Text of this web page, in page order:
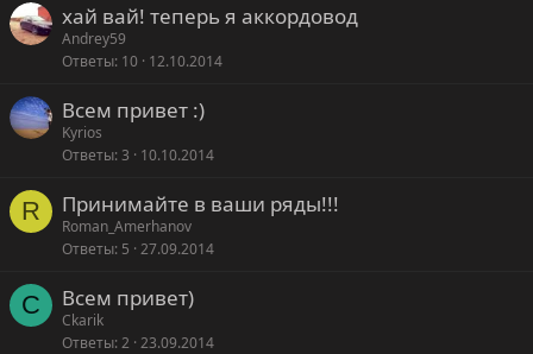
хай вай! теперь я аккордовод
Andrey59
Ответы 10 12.10.2014
Всем привет :)
Kyrios
Ответы 3 10.10.2014
R Принимайте в ваши ряды!!!
Roman_Amerhanov
Ответы 5 27.09.2014
C Всем привет)
Ckarik
Ответы 2 23.09.2014